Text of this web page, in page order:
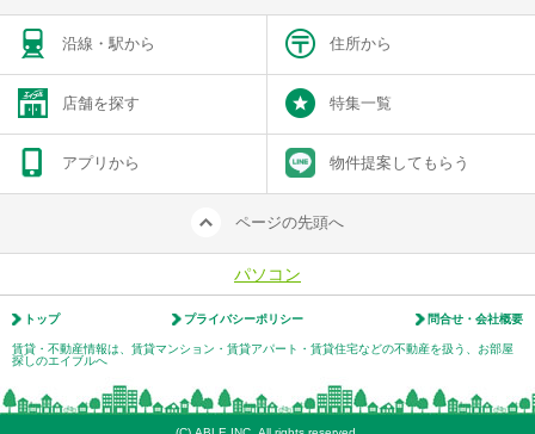
沿線・駅から 住所から
店舗を探す 特集一覧
アプリから 物件提案してもらう
ページの先頭へ
パソコン
トップ プライバシーポリシー 問合せ・会社概要
賃貸・不動産情報は、賃貸マンション・賃貸アパート・賃貸住宅などの不動産を扱う、お部屋
探しのエイブルへ